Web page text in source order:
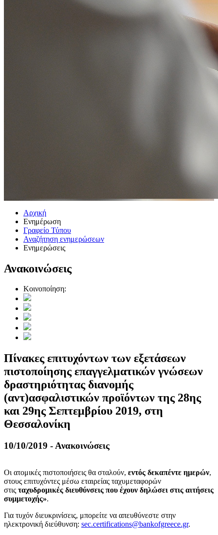
Αρχική
Ενημέρωση
Γραφείο Τύπου
Αναζήτηση ενημερώσεων
Ενημερώσεις
Ανακοινώσεις
Κοινοποίηση:
Πίνακες επιτυχόντων των εξετάσεων
πιστοποίησης επαγγελματικών γνώσεων
δραστηριότητας διανομής
(αντ)ασφαλιστικών προϊόντων της 28ης
και 29ης Σεπτεμβρίου 2019, στη
Θεσσαλονίκη
10/10/2019 - Ανακοινώσεις
Οι ατομικές πιστοποιήσεις θα σταλούν, εντός δεκαπέντε ημερών,
στους επιτυχόντες μέσω εταιρείας ταχυμεταφορών
στις ταχυδρομικές διευθύνσεις που έχουν δηλώσει στις αιτήσεις
συμμετοχής».
Για τυχόν διευκρινίσεις, μπορείτε να απευθύνεστε στην
ηλεκτρονική διεύθυνση: sec.certifications@bankofgreece.gr.